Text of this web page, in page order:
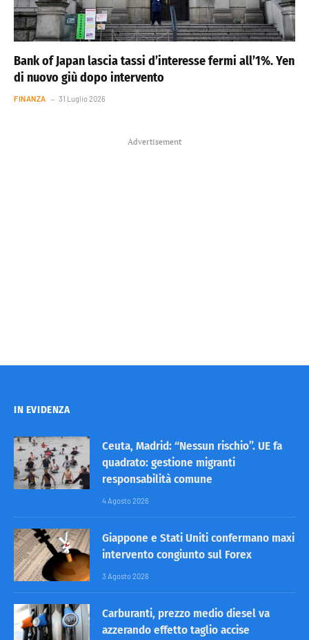
Bank of Japan lascia tassi d’interesse fermi all’1%. Yen
di nuovo giù dopo intervento
FINANZA 31 Luglio 2026
Advertisement
IN EVIDENZA
Ceuta, Madrid: “Nessun rischio”. UE fa
quadrato: gestione migranti
responsabilità comune
4 Agosto 2026
Giappone e Stati Uniti confermano maxi
intervento congiunto sul Forex
3 Agosto 2026
Carburanti, prezzo medio diesel va
azzerando effetto taglio accise